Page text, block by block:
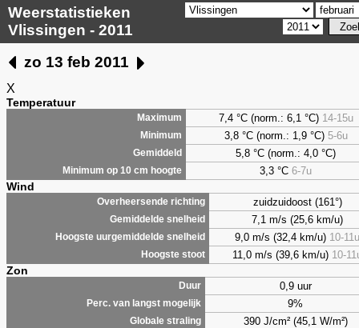
Weerstatistieken
Vlissingen - 2011
zo 13 feb 2011
X
Temperatuur
Maximum 7,4 °C (norm.: 6,1 °C) 14-15u
Minimum 3,8 °C (norm.: 1,9 °C) 5-6u
Gemiddeld 5,8 °C (norm.: 4,0 °C)
Minimum op 10 cm hoogte 3,3 °C 6-7u
Wind
Overheersende richting zuidzuidoost (161°)
Gemiddelde snelheid 7,1 m/s (25,6 km/u)
Hoogste uurgemiddelde snelheid 9,0 m/s (32,4 km/u) 10-11u
Hoogste stoot 11,0 m/s (39,6 km/u) 10-
Zon
Duur 0,9 uur
Perc. van langst mogelijk 9%
Globale straling 390 J/cm² (45,1 W/m²)